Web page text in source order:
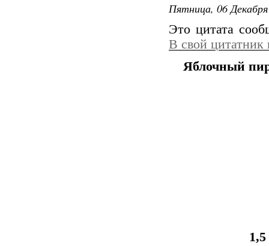
Пятница, 06
Это цитата
В свой цитатник
Яблочный